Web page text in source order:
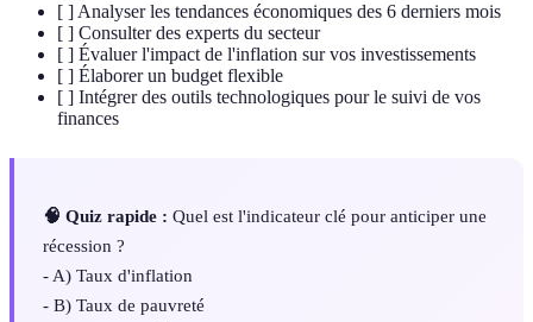
[ ] Analyser les tendances économiques des 6 derniers mois
[ ] Consulter des experts du secteur
[ ] Évaluer l'impact de l'inflation sur vos investissements
[ ] Élaborer un budget flexible
[ ] Intégrer des outils technologiques pour le suivi de vos
finances
🧠 Quiz rapide : Quel est l'indicateur clé pour anticiper une
récession ?
- A) Taux d'inflation
- B) Taux de pauvreté